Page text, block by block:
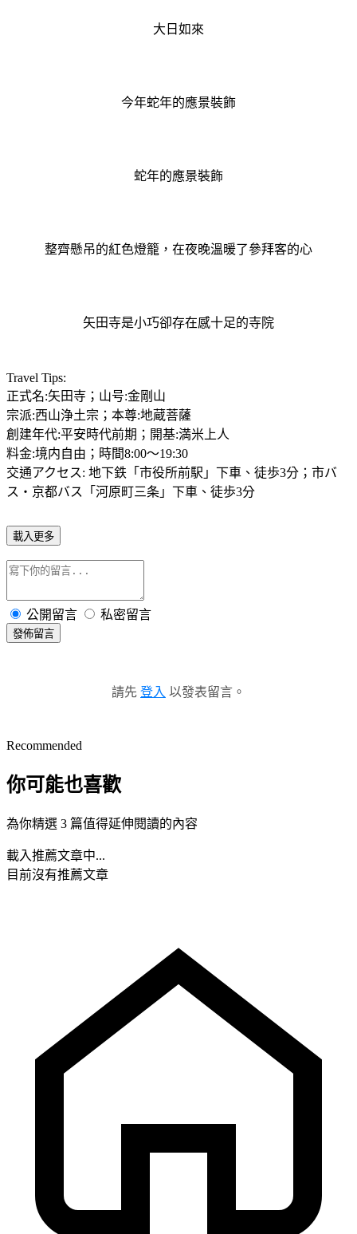
大日如來
今年蛇年的應景裝飾
蛇年的應景裝飾
整齊懸吊的紅色燈籠，在夜晚溫暖了參拜客的心
矢田寺是小巧卻存在感十足的寺院
Travel Tips:
正式名:矢田寺；山号:金剛山
宗派:西山浄土宗；本尊:地蔵菩薩
創建年代:平安時代前期；開基:満米上人
料金:境内自由；時間8:00～19:30
交通アクセス: 地下鉄「市役所前駅」下車、徒歩3分；市バ
ス・京都バス「河原町三条」下車、徒歩3分
載入更多
公開留言 私密留言
發佈留言
請先 登入 以發表留言。
Recommended
你可能也喜歡
為你精選 3 篇值得延伸閱讀的內容
載入推薦文章中...
目前沒有推薦文章